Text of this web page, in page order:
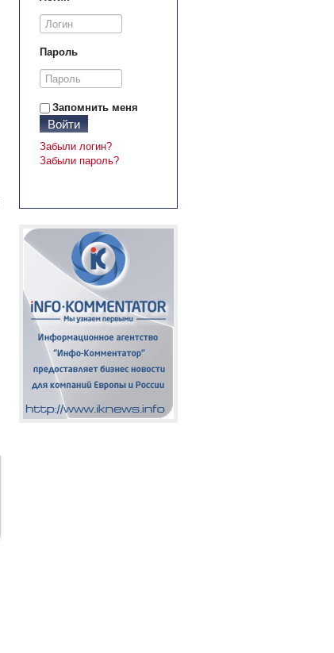
Пароль
Запомнить меня
Войти
Забыли логин?
Забыли пароль?